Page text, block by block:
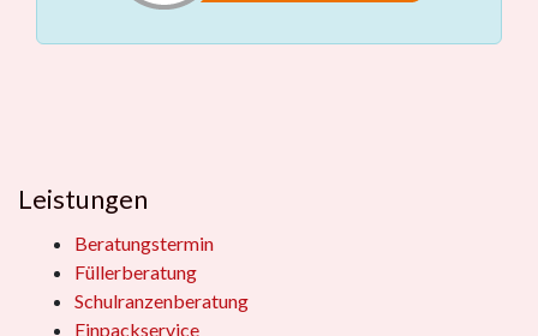
Leistungen
Beratungstermin
Füllerberatung
Schulranzenberatung
Einpackservice